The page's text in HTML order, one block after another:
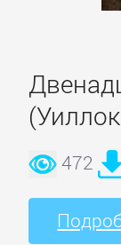
472
Зарубежная